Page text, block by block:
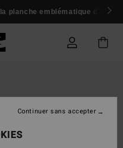
planche emblématique d'Andy
Continuer sans accepter